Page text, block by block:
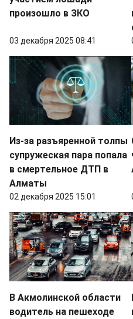
произошло в ЗКО
03 декабря 2025 08:41
Из-за разъяренной толпы
супружеская пара попала
в смертельное ДТП в
Алматы
02 декабря 2025 15:01
В Акмолинской области
водитель на пешеходе